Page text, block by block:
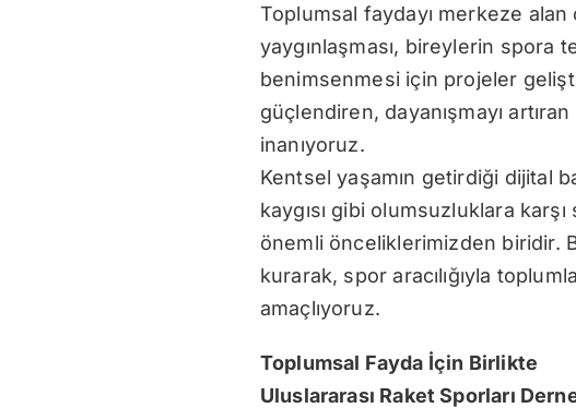
Toplumsal faydayı merkeze alan
yaygınlaşması, bireylerin spora
benimsenmesi için projeler
güçlendiren, dayanışmayı
inanıyoruz.
Kentsel yaşamın getirdiği dijital
kaygısı gibi olumsuzluklara
önemli önceliklerimizden biridir.
kurarak, spor aracılığıyla
amaçlıyoruz.
Toplumsal Fayda İçin Birlikte
Uluslararası Raket Sporları